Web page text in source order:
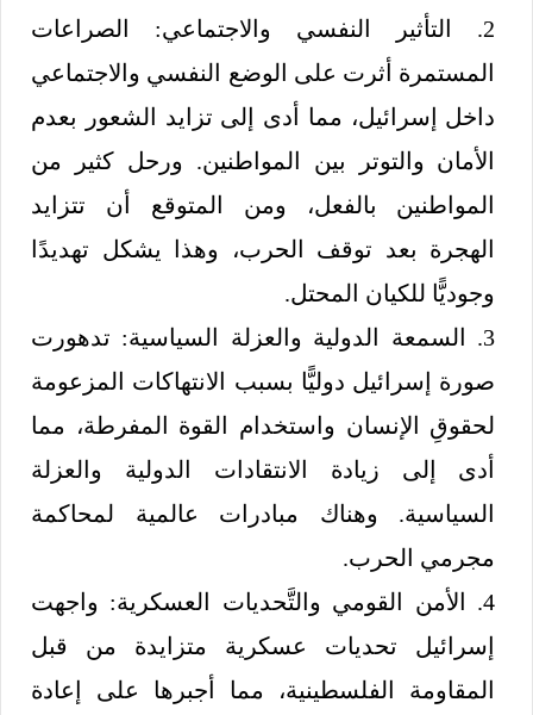
2. التأثير النفسي والاجتماعي: الصراعات
المستمرة أثرت على الوضع النفسي والاجتماعي
داخل إسرائيل، مما أدى إلى تزايد الشعور بعدم
الأمان والتوتر بين المواطنين. ورحل كثير من
المواطنين بالفعل، ومن المتوقع أن تتزايد
الهجرة بعد توقف الحرب، وهذا يشكل تهديدًا
وجوديًّا للكيان المحتل.
3. السمعة الدولية والعزلة السياسية: تدهورت
صورة إسرائيل دوليًّا بسبب الانتهاكات المزعومة
لحقوقِ الإنسان واستخدام القوة المفرطة، مما
أدى إلى زيادة الانتقادات الدولية والعزلة
السياسية. وهناك مبادرات عالمية لمحاكمة
مجرمي الحرب.
4. الأمن القومي والتَّحديات العسكرية: واجهت
إسرائيل تحديات عسكرية متزايدة من قبل
المقاومة الفلسطينية، مما أجبرها على إعادة